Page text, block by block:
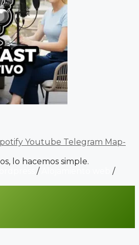
Youtube Telegram Map-
lo hacemos simple.
/
/